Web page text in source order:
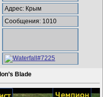
Адрес: Крым
Сообщения: 1010
Blade